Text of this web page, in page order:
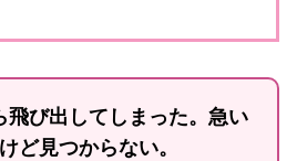
飛び出してしまった。急い
ど見つからない。